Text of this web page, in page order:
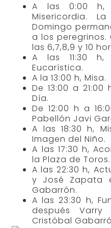
A las 0:00 h,
Misericordia.
Domingo
a los peregrinos.
las 6,7,8,9 y 10
A las 11:30 h,
Eucarística.
A la 13:00 h, Misa.
De 13:00 a
Día.
De 12:00 h a
Pabellón Javi
A las 18:30 h,
Imagen del Niño.
A las 17:30 h,
la Plaza de Toros.
A las 22:30 h,
y José Zapata
Gabarrón.
A las 23:30 h,
después
Cristóbal